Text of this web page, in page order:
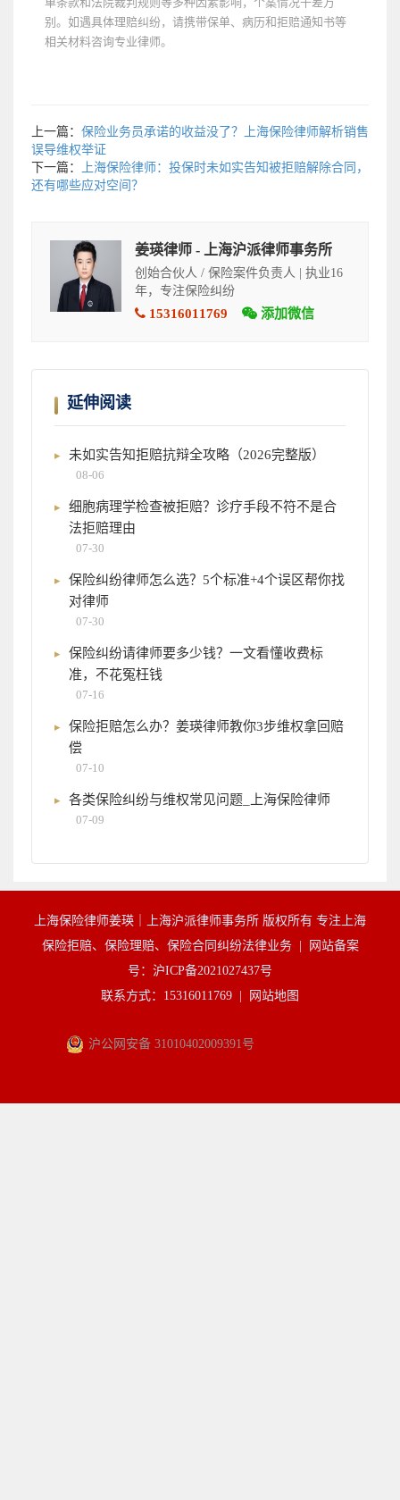
别。如遇具体理赔纠纷，请携带保单、病历和拒赔通知书等
相关材料咨询专业律师。
上一篇： 保险业务员承诺的收益没了？上海保险律师解析销售
误导维权举证
下一篇：
上海保险律师：投保时未如实告知被拒赔解除合同，
还有哪些应对空间？
姜瑛律师 - 上海沪派律师事务所
创始合伙人 / 保险案件负责人 | 执业16
年，专注保险纠纷
15316011769 添加微信
延伸阅读
未如实告知拒赔抗辩全攻略（2026完整版）
08-06
细胞病理学检查被拒赔？诊疗手段不符不是合
法拒赔理由
07-30
保险纠纷律师怎么选？5个标准+4个误区帮你找
对律师
07-30
保险纠纷请律师要多少钱？一文看懂收费标
准，不花冤枉钱
07-16
保险拒赔怎么办？姜瑛律师教你3步维权拿回赔
偿
07-10
各类保险纠纷与维权常见问题_上海保险律师
07-09
上海保险律师姜瑛｜上海沪派律师事务所 版权所有 专注上海
保险拒赔、保险理赔、保险合同纠纷法律业务 |
网站备案
号：沪ICP备2021027437号
联系方式：15316011769 |
网站地图
沪公网安备 31010402009391号